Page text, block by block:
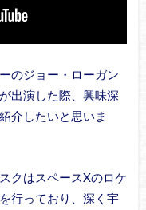
のジョー・ローガン
出演した際、興味深
介したいと思いま
クはスペースXのロケ
行っており、深く宇